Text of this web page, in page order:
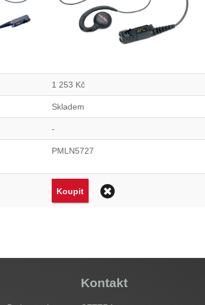
1 253 Kč
Skladem
-
PMLN5727
OdstranitKoupit
Kontakt